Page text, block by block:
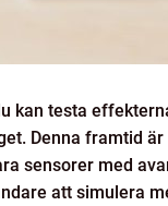
kan testa
Denna framtid
sensorer med
att simulera